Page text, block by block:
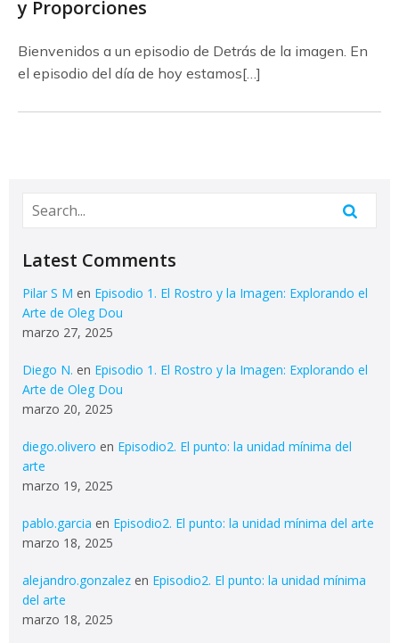
y Proporciones
Bienvenidos a un episodio de Detrás de la imagen. En
el episodio del día de hoy estamos[…]
Latest Comments
Pilar S M en Episodio 1. El Rostro y la Imagen: Explorando el
Arte de Oleg Dou
marzo 27, 2025
Diego N. en Episodio 1. El Rostro y la Imagen: Explorando el
Arte de Oleg Dou
marzo 20, 2025
diego.olivero en Episodio2. El punto: la unidad mínima del
arte
marzo 19, 2025
pablo.garcia en Episodio2. El punto: la unidad mínima del arte
marzo 18, 2025
alejandro.gonzalez en Episodio2. El punto: la unidad mínima
del arte
marzo 18, 2025